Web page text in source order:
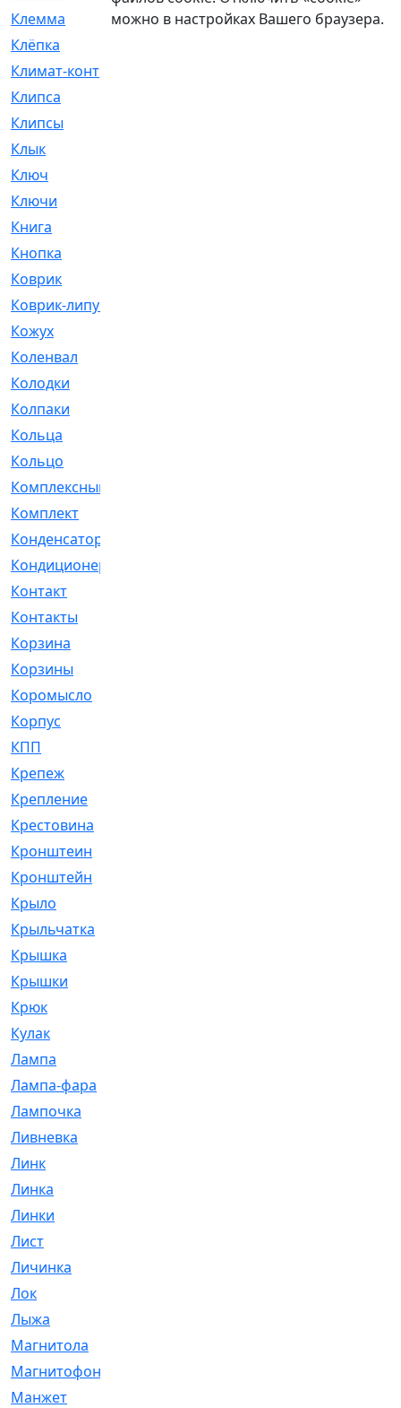
Клемма
[5]
Клёпка
Климат-контроль
Клипса
Клипсы
Клык
Ключ
Ключи
Книга
Кнопка
Коврик
Коврик-липучка
Кожух
Коленвал
Колодки
Колпаки
Кольца
Кольцо
Комплексный
Комплект
Конденсатор
Кондиционер
Контакт
Контакты
Корзина
Корзины
Коромысло
Корпус
КПП
Крепеж
Крепление
Крестовина
Кронштеин
Кронштейн
Крыло
Крыльчатка
Крышка
Крышки
Крюк
Кулак
Лампа
Лампа-фара
Лампочка
Ливневка
Линк
Линка
Линки
Лист
Личинка
Лок
Лыжа
Магнитола
Магнитофон
Манжет
можно в настройках Вашего браузера.